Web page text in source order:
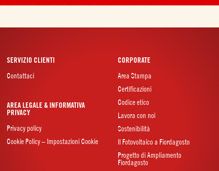
SERVIZIO CLIENTI
Contattaci
CORPORATE
Area Stampa
Certificazioni
Codice etico
Lavora con noi
Sostenibilità
Il Fotovoltaico a Fiordagosto
Progetto di Ampliamento
Fiordagosto
AREA LEGALE & INFORMATIVA
PRIVACY
Privacy policy
Cookie Policy – Impostazioni Cookie